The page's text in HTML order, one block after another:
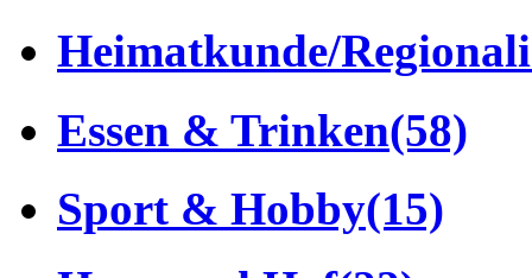
Heimatkunde/
Essen & Trinken(58)
Sport & Hobby(15)